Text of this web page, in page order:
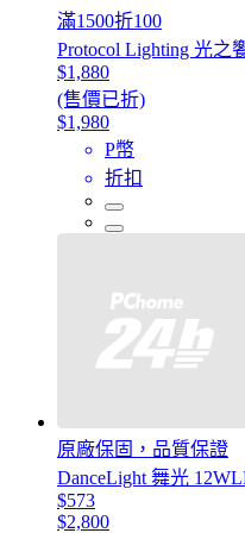
滿1500折100
Protocol Lighting 光之
$1,880
(售價已折)
$1,980
P幣
折扣
原廠保固，品質保證
DanceLight 舞光
$573
$2,800